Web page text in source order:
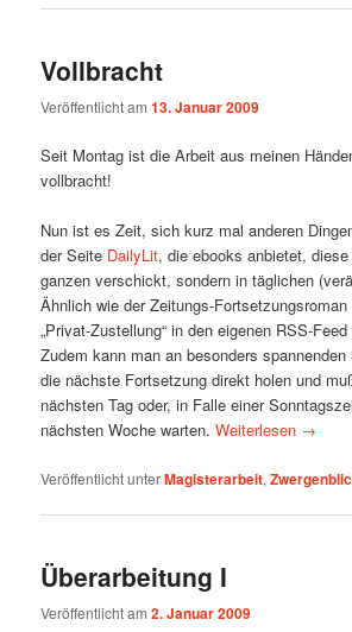
Vollbracht
Veröffentlicht am13. Januar 2009
Seit Montag ist die Arbeit aus meinen
vollbracht!
Nun ist es Zeit, sich kurz mal anderen
der Seite DailyLit, die ebooks anbietet,
ganzen verschickt, sondern in täglichen
Ähnlich wie der Zeitungs-
„Privat-Zustellung“ in den eigenen RSS-
Zudem kann man an besonders
die nächste Fortsetzung direkt holen und
nächsten Tag oder, in Falle einer
nächsten Woche warten.Weiterlesen →
Veröffentlicht unterMagisterarbeit,
Überarbeitung I
Veröffentlicht am2. Januar 2009